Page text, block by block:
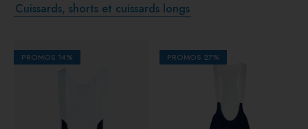
Cuissards, shorts et cuissards longs
PROMOS 14% PROMOS 27%